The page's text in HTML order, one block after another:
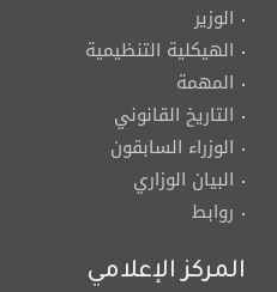
الوزير
الهيكلية التنظيمية
المهمة
التاريخ القانوني
الوزراء السابقون
البيان الوزاري
روابط
المركز الإعلامي